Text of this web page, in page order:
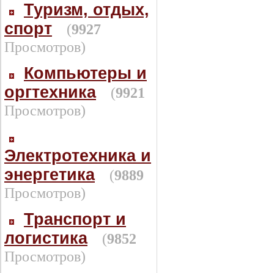
Туризм, отдых,
спорт
(9927
Просмотров)
Компьютеры и
оргтехника
(9921
Просмотров)
Электротехника и
энергетика
(9889
Просмотров)
Транспорт и
логистика
(9852
Просмотров)